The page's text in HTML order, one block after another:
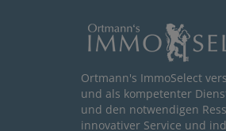
Ortmann's ImmoSelect
und als kompetenter
und den notwendigen
innovativer Service und